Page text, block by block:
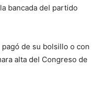
bancada del partido
ó de su bolsillo o con
alta del Congreso de